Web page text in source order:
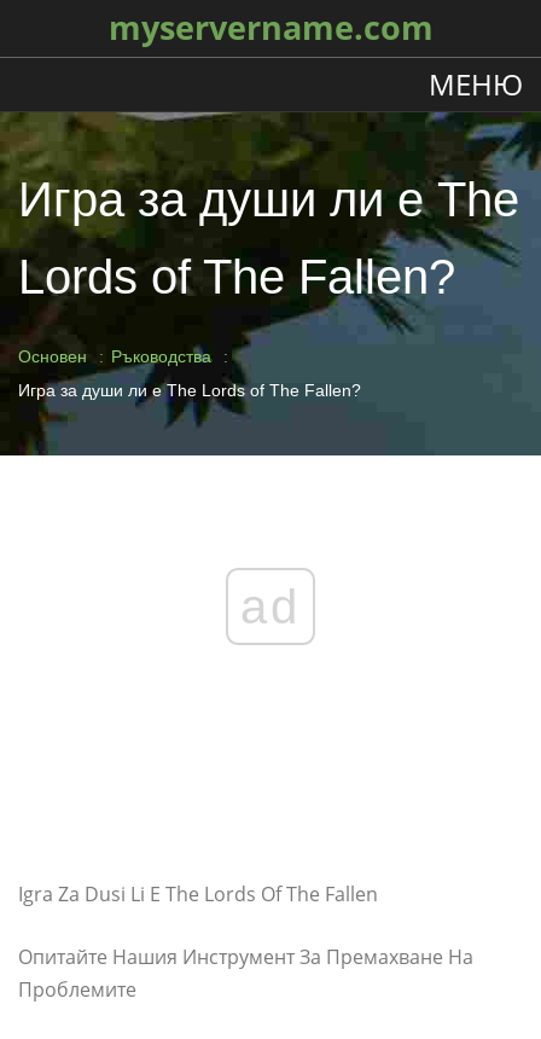
myservername.com
МЕНЮ
Игра за души ли е The
Lords of The Fallen?
Основен
Ръководства
Игра за души ли е The Lords of The Fallen?
ad
Igra Za Dusi Li E The Lords Of The Fallen
Опитайте Нашия Инструмент За Премахване На
Проблемите